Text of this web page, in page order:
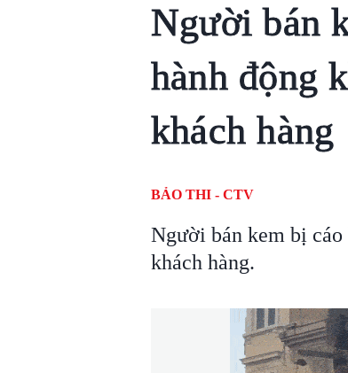
Người bán
hành động
khách hàng
BẢO THI - CTV
Người bán kem bị
khách hàng.